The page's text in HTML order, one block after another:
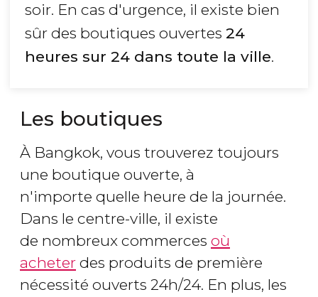
soir. En cas d'urgence, il existe bien
sûr des boutiques ouvertes 24
heures sur 24 dans toute la ville.
Les boutiques
À Bangkok, vous trouverez toujours
une boutique ouverte, à
n'importe quelle heure de la journée.
Dans le centre-ville, il existe
de nombreux commerces où
acheter des produits de première
nécessité ouverts 24h/24. En plus, les